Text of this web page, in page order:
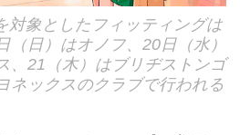
対象としたフィッティングは
（日）はオノフ、20日（水）
、21（木）はブリヂストンゴ
ネックスのクラブで行われる